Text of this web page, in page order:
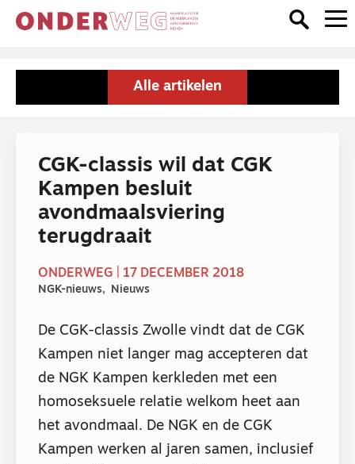
Alle artikelen
CGK-classis wil dat CGK
Kampen besluit
avondmaalsviering
terugdraait
ONDERWEG | 17 DECEMBER 2018
NGK-nieuws Nieuws
De CGK-classis Zwolle vindt dat de CGK
Kampen niet langer mag accepteren dat
de NGK Kampen kerkleden met een
homoseksuele relatie welkom heet aan
het avondmaal. De NGK en de CGK
Kampen werken al jaren samen, inclusief